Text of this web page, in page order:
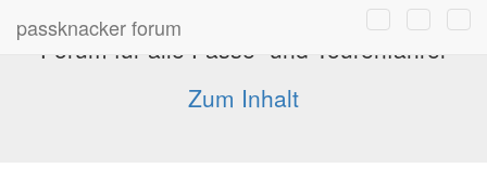
passknacker forum
Forum für alle Pässe- und Tourenfahrer
Zum Inhalt